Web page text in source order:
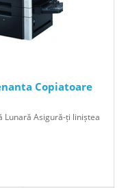
Copiatoare
Lunară Asigură-ți liniștea